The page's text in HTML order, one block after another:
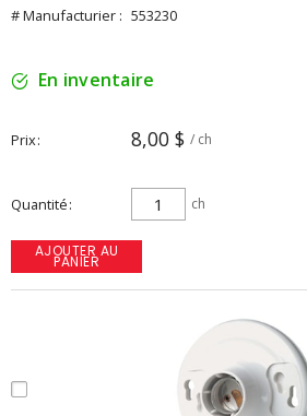
# Manufacturier : 553230
En inventaire
Prix 8,00 $ / ch
Quantité ch
AJOUTER AU
PANIER